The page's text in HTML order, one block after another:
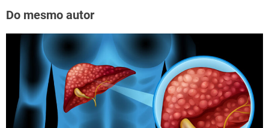
Do mesmo autor